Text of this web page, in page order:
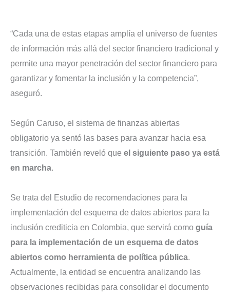
“Cada una de estas etapas amplía el universo de fuentes
de información más allá del sector financiero tradicional y
permite una mayor penetración del sector financiero para
garantizar y fomentar la inclusión y la competencia”,
aseguró.
Según Caruso, el sistema de finanzas abiertas
obligatorio ya sentó las bases para avanzar hacia esa
transición. También reveló que el siguiente paso ya está
en marcha.
Se trata del Estudio de recomendaciones para la
implementación del esquema de datos abiertos para la
inclusión crediticia en Colombia, que servirá como guía
para la implementación de un esquema de datos
abiertos como herramienta de política pública.
Actualmente, la entidad se encuentra analizando las
observaciones recibidas para consolidar el documento